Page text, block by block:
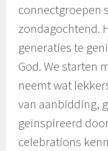
connectgroepen
zondagochtend.
generaties te
God. We starten
neemt wat
van aanbidding,
geïnspireerd
celebrations